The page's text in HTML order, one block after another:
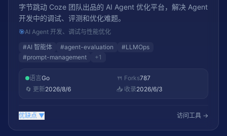
字节跳动 Coze 团队出品的 AI Agent 优化平台，解决 Agent
开发中的调试、评测和优化难题。
🎯AI Agent 开发、调试与性能优化
#AI 智能体 #agent-evaluation #LLMOps
#prompt-management +1
语言Go 🍴 Forks787
🔄 更新2026/8/6 📥 收录2026/6/3
优缺点 ▼ 访问工具 →